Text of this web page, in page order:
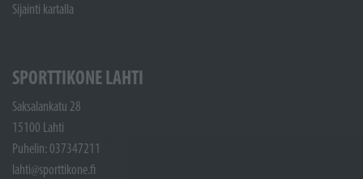
Sijainti kartalla
SPORTTIKONE LAHTI
Saksalankatu 28
15100 Lahti
Puhelin: 037347211
lahti@sporttikone.fi